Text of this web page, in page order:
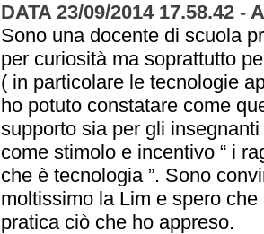
DATA 23/09/2014 17.58.42 -
Sono una docente di scuola
per curiosità ma soprattutto
( in particolare le tecnologie
ho potuto constatare come
supporto sia per gli
come stimolo e incentivo “ i
che è tecnologia ”. Sono
moltissimo la Lim e spero
pratica ciò che ho appreso.